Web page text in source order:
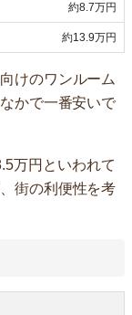
約8.7万円
約13.9万円
けのワンルーム
かで一番安いで
万円といわれて
街の利便性を考